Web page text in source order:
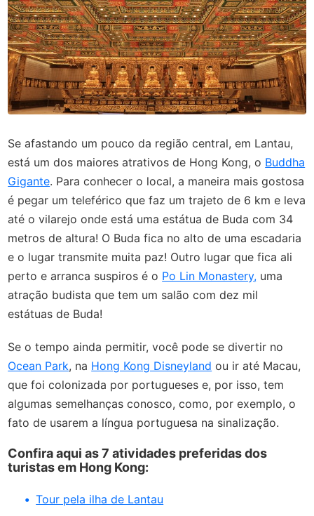
Se afastando um pouco da região central, em Lantau,
está um dos maiores atrativos de Hong Kong, o Buddha
Gigante. Para conhecer o local, a maneira mais gostosa
é pegar um teleférico que faz um trajeto de 6 km e leva
até o vilarejo onde está uma estátua de Buda com 34
metros de altura! O Buda fica no alto de uma escadaria
e o lugar transmite muita paz! Outro lugar que fica ali
perto e arranca suspiros é o Po Lin Monastery, uma
atração budista que tem um salão com dez mil
estátuas de Buda!
Se o tempo ainda permitir, você pode se divertir no
Ocean Park, na Hong Kong Disneyland ou ir até Macau,
que foi colonizada por portugueses e, por isso, tem
algumas semelhanças conosco, como, por exemplo, o
fato de usarem a língua portuguesa na sinalização.
Confira aqui as 7 atividades preferidas dos
turistas em Hong Kong:
Tour pela ilha de Lantau